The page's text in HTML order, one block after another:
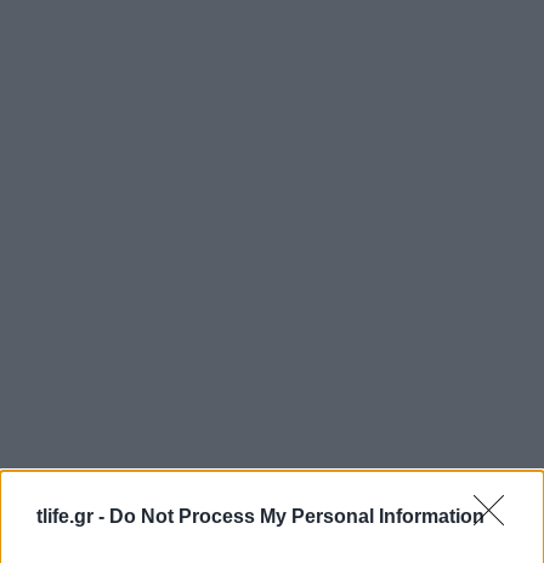
tlife.gr - Do Not Process My Personal Information